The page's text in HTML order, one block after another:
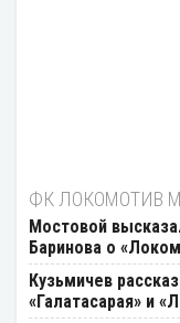
ФК ЛОКОМОТИВ
Мостовой
Баринова о
Кузьмичев
«Галатасарая» и